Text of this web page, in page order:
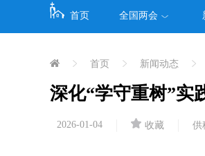
首页 全国两会
首页 新闻动态
深化“学守重树”实
2026-01-04 收藏 供